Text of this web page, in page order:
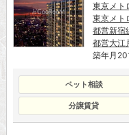
東京メト
東京メト
都営新宿
都営大江
築年月
ペット相談
分譲賃貸